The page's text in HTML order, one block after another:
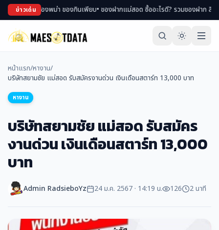
ข่าวเด่น
าด ช้อปของพม่า ของกินเพียบ• ของฝากแม่สอด ซื้ออะไรดี? รวมของฝาก สินค้า
หน้าแรก/หางาน/
บริษัทสยามชัย แม่สอด รับสมัครงานด่วน เงินเดือนสตาร์ท 13,000 บาท
หางาน
บริษัทสยามชัย แม่สอด รับสมัคร
งานด่วน เงินเดือนสตาร์ท 13,000
บาท
Admin RadsieboYz 24 ม.ค. 2567 · 14:19 น. 126 2 นาที